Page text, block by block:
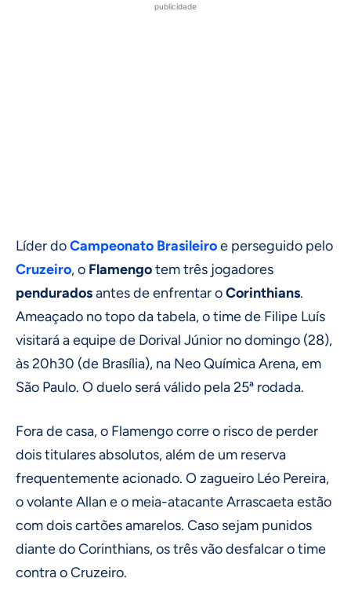
publicidade
Líder doCampeonato Brasileiroe perseguido pelo
Cruzeiro, o Flamengotem três jogadores
penduradosantes de enfrentar oCorinthians.
Ameaçado no topo da tabela, o time de Filipe Luís
visitará a equipe de Dorival Júnior no domingo (28),
às 20h30 (de Brasília), na Neo Química Arena, em
São Paulo. O duelo será válido pela 25ª rodada.
Fora de casa, o Flamengo corre o risco de perder
dois titulares absolutos, além de um reserva
frequentemente acionado. O zagueiro Léo Pereira,
o volante Allan e o meia-atacante Arrascaeta estão
com dois cartões amarelos. Caso sejam punidos
diante do Corinthians, os três vão desfalcar o time
contra o Cruzeiro.